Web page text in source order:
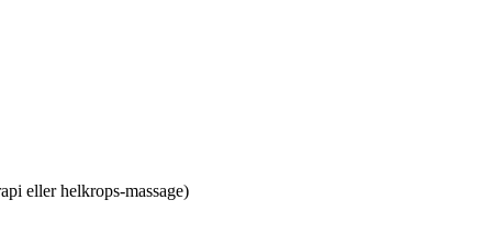
eller helkrops-massage)